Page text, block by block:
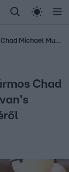
Randi Celeb vagyok,
Gallusz
5 dolog, amit nem tudtál sármos Chad Michael Murray-ről, a Sullivan's Crossing egyik főszereplőjéről
Chad